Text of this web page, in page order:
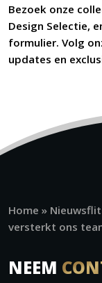
Bezoek onze
Design Selectie,
formulier. Volg
updates en
Home »
versterkt ons
NEEM